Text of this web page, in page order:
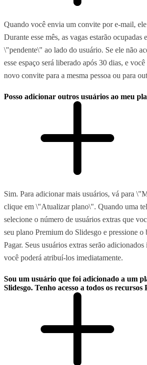
Quando você envia um convite por e-mail,
Durante esse mês, as vagas estarão
\"pendente\" ao lado do usuário. Se ele não
esse espaço será liberado após 30 dias, e
novo convite para a mesma pessoa ou para
Posso adicionar outros usuários ao meu
Sim. Para adicionar mais usuários, vá para
clique em \"Atualizar plano\". Quando uma
selecione o número de usuários extras que
seu plano Premium do Slidesgo e pressione
Pagar. Seus usuários extras serão adicionados
você poderá atribuí-los imediatamente.
Sou um usuário que foi adicionado a um
Slidesgo. Tenho acesso a todos os recursos